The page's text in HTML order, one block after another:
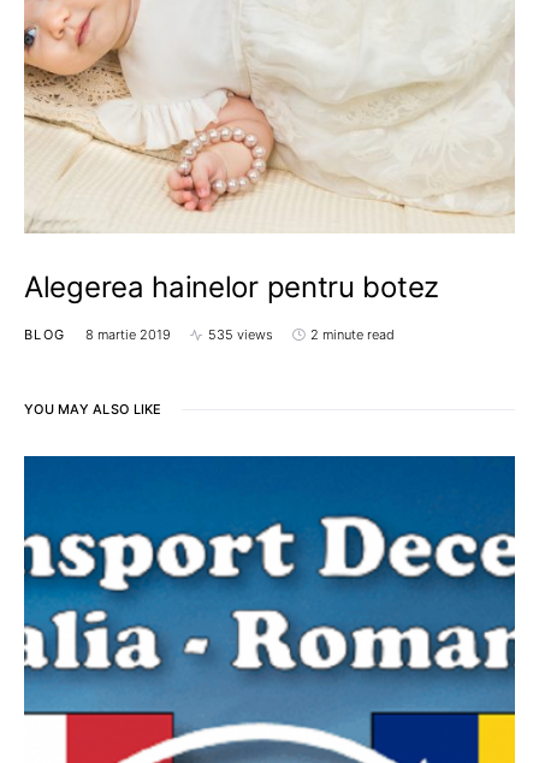
Alegerea hainelor pentru botez
BLOG 8 martie 2019 535 views 2 minute read
YOU MAY ALSO LIKE